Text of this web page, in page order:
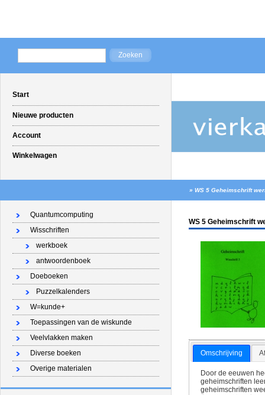
Start
Nieuwe producten
Account
Winkelwagen
» WS 5 Geheimschrift
Quantumcomputing
Wisschriften
werkboek
antwoordenboek
Doeboeken
Puzzelkalenders
W=kunde+
Toepassingen van de wiskunde
Veelvlakken maken
Diverse boeken
Overige materialen
WS 5 Geheimschrift
Omschrijving
Door de eeuwen
geheimschriften
geheimschriften